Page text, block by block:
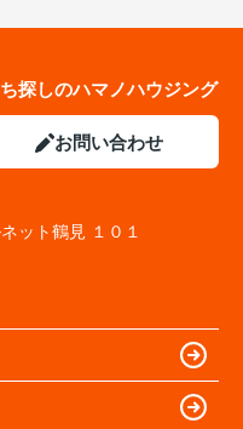
探しのハマノハウジング
お問い合わせ
ット鶴見 １０１